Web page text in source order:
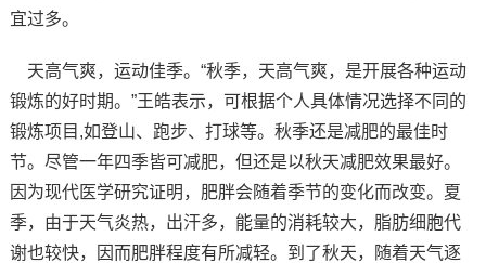
宜过多。
天高气爽，运动佳季。“秋季，天高气爽，是开展各种运动
锻炼的好时期。”王皓表示，可根据个人具体情况选择不同的
锻炼项目,如登山、跑步、打球等。秋季还是减肥的最佳时
节。尽管一年四季皆可减肥，但还是以秋天减肥效果最好。
因为现代医学研究证明，肥胖会随着季节的变化而改变。夏
季，由于天气炎热，出汗多，能量的消耗较大，脂肪细胞代
谢也较快，因而肥胖程度有所减轻。到了秋天，随着天气逐